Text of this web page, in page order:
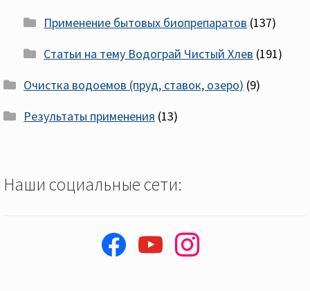
Применение бытовых биопрепаратов (137)
Статьи на тему Водограй Чистый Хлев (191)
Очистка водоемов (пруд, ставок, озеро) (9)
Результаты применения (13)
Наши социальные сети:
facebookyoutubeinstagram